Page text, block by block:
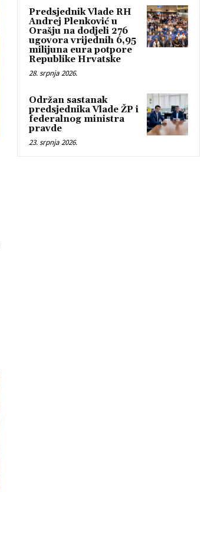
Predsjednik Vlade RH
Andrej Plenković u
Orašju na dodjeli 276
ugovora vrijednih 6,95
milijuna eura potpore
Republike Hrvatske
28. srpnja 2026.
Održan sastanak
predsjednika Vlade ŽP i
federalnog ministra
pravde
23. srpnja 2026.